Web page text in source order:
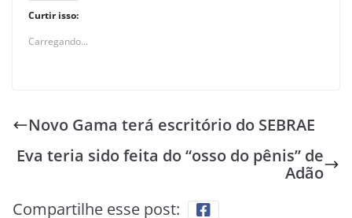
Curtir isso:
Carregando...
Novo Gama terá escritório do SEBRAE
Eva teria sido feita do “osso do pênis” de
Adão
Compartilhe esse post: